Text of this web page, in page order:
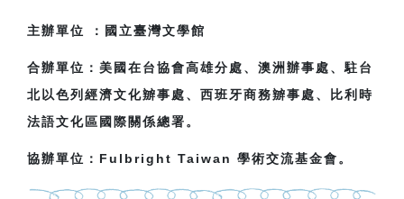
主辦單位 ：國立臺灣文學館
合辦單位：美國在台協會高雄分處、澳洲辦事處、駐台
北以色列經濟文化辧事處、西班牙商務辧事處、比利時
法語文化區國際關係總署。
協辦單位：Fulbright Taiwan 學術交流基金會。